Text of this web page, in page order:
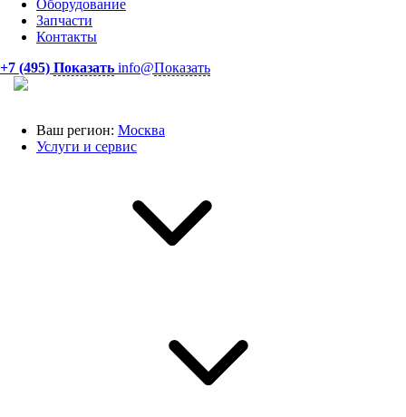
Оборудование
Запчасти
Контакты
+7 (495) Показать info@Показать
Ваш регион: Москва
Услуги и сервис